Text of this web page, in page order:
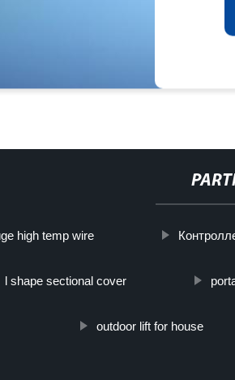
high temp wire
l shape sectional cover
outdoor lift for house